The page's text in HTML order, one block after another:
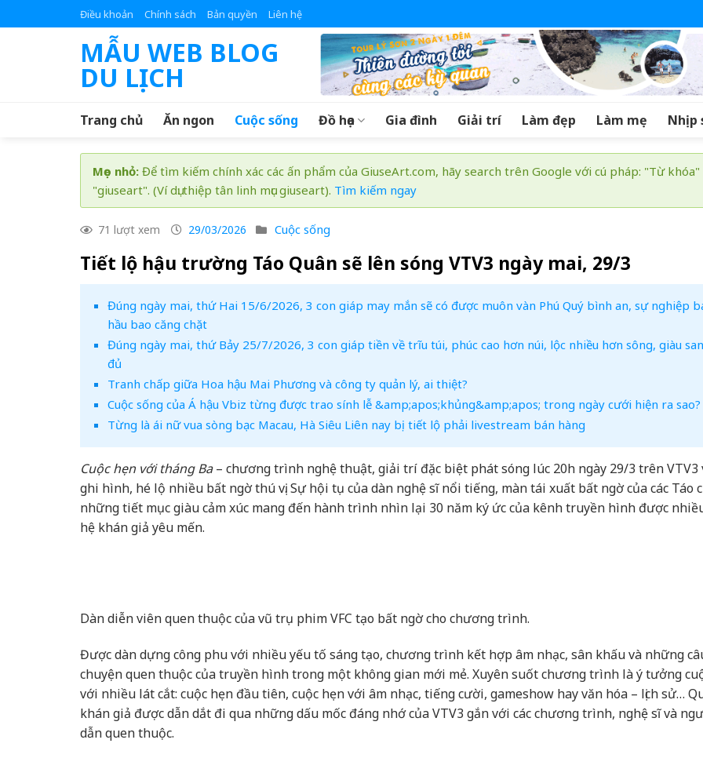
to
Điều khoản Chính sách Bản quyền Liên hệ
MẪU WEB BLOG
DU LỊCH
Trang chủ Ăn ngon Cuộc sống Đồ họa Gia đình Giải trí Làm đẹp Làm mẹ Nhịp
Mẹo nhỏ: Để tìm kiếm chính xác các ấn phẩm của GiuseArt.com, hãy search trên Google với cú pháp: "Từ khóa"
"giuseart". (Ví dụ: thiệp tân linh mục giuseart). Tìm kiếm ngay
71 lượt xem 29/03/2026 Cuộc sống
Tiết lộ hậu trường Táo Quân sẽ lên sóng VTV3 ngày mai, 29/3
Đúng ngày mai, thứ Hai 15/6/2026, 3 con giáp may mắn sẽ có được muôn vàn Phú Quý bình an, sự nghiệp
hầu bao căng chặt
Đúng ngày mai, thứ Bảy 25/7/2026, 3 con giáp tiền về trĩu túi, phúc cao hơn núi, lộc nhiều hơn sông, giàu
đủ
Tranh chấp giữa Hoa hậu Mai Phương và công ty quản lý, ai thiệt?
Cuộc sống của Á hậu Vbiz từng được trao sính lễ &amp;apos;khủng&amp;apos; trong ngày cưới hiện ra sao?
Từng là ái nữ vua sòng bạc Macau, Hà Siêu Liên nay bị tiết lộ phải livestream bán hàng
Cuộc hẹn với tháng Ba– chương trình nghệ thuật, giải trí đặc biệt phát sóng lúc 20h ngày 29/3 trên VTV3
ghi hình, hé lộ nhiều bất ngờ thú vị. Sự hội tụ của dàn nghệ sĩ nổi tiếng, màn tái xuất bất ngờ của các Táo
những tiết mục giàu cảm xúc mang đến hành trình nhìn lại 30 năm ký ức của kênh truyền hình được
hệ khán giả yêu mến.
Dàn diễn viên quen thuộc của vũ trụ phim VFC tạo bất ngờ cho chương trình.
Được dàn dựng công phu với nhiều yếu tố sáng tạo, chương trình kết hợp âm nhạc, sân khấu và những
chuyện quen thuộc của truyền hình trong một không gian mới mẻ. Xuyên suốt chương trình là ý tưởng
với nhiều lát cắt: cuộc hẹn đầu tiên, cuộc hẹn với âm nhạc, tiếng cười, gameshow hay văn hóa – lịch sử…
khán giả được dẫn dắt đi qua những dấu mốc đáng nhớ của VTV3 gắn với các chương trình, nghệ sĩ và
dẫn quen thuộc.